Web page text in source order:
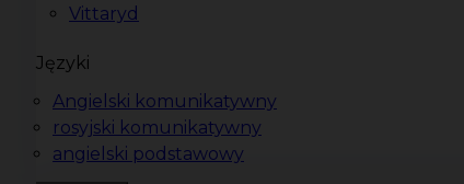
Vittaryd
Języki
Angielski komunikatywny
rosyjski komunikatywny
angielski podstawowy